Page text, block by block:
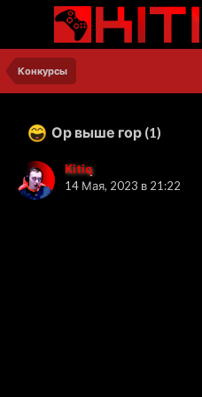
Конкурсы
Ор выше гор (1)
Kitiq
14 Мая, 2023 в 21:22